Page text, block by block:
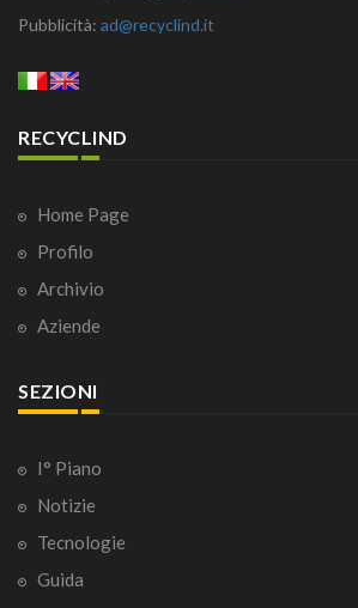
Pubblicità: ad@recyclind.it
RECYCLIND
Home Page
Profilo
Archivio
Aziende
SEZIONI
I° Piano
Notizie
Tecnologie
Guida